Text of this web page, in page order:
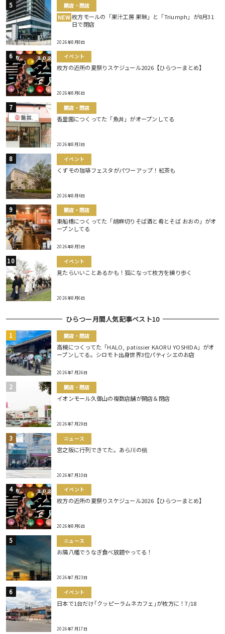
開店・閉店
NEW 枚方モールの「果汁工房 果琳」と「Triumph」が8月31
日で閉店
2026年8月8日
イベント
枚方の近所の夏祭りスケジュール2026【ひらつーまとめ】
2026年8月6日
開店・閉店
香里園につくってた「魚丼」がオープンしてる
2026年8月3日
イベント
くずモの珈琲フェスタがパワーアップ！紅茶も
2026年8月4日
開店・閉店
東船橋につくってた「胡麻切りそば酒と肴とそば おおの」がオ
ープンしてる
2026年8月5日
イベント
見たらいいことあるかも！狐になって枚方を練り歩く
2026年8月6日
ひらつー月間人気記事ベスト10
開店・閉店
高槻につくってた「HALO, patissier KAORU YOSHIDA」がオ
ープンしてる。シロモト出身世界3位パティシエのお店
2026年7月26日
開店・閉店
イオンモール久御山の複数店舗が開店＆閉店
2026年7月29日
ニュース
宮之阪に行列できてた。あら川の桃
2026年7月10日
イベント
枚方の近所の夏祭りスケジュール2026【ひらつーまとめ】
2026年8月6日
ニュース
お隣八幡でうなぎ食べ放題やってる！
2026年7月23日
イベント
日本で1台だけ｢クッピーラムネカフェ｣が枚方に！7/18
2026年7月17日